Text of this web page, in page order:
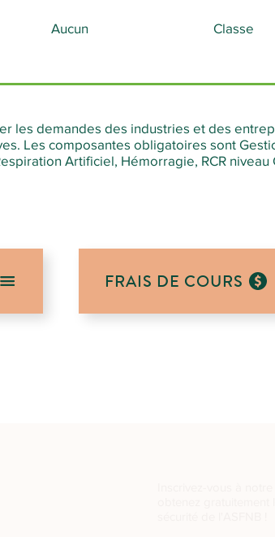
Aucun Classe
les demandes des industries et des
Les composantes obligatoires sont
Artificiel, Hémorragie, RCR niveau
FRAIS DE COURS